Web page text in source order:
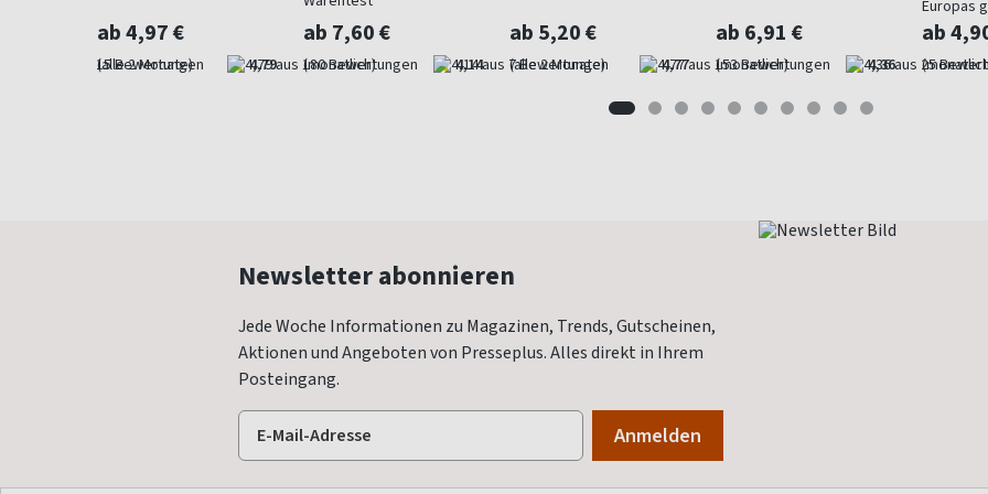
ab 4,97 €
(alle 2 Monate) 4,79
ab 7,60 €
(monatlich) 4,14
ab 5,20 €
(alle 2 Monate) 4,77
ab 6,91 €
(monatlich) 4,36
Europas
ab
Newsletter abonnieren
Jede Woche Informationen zu Magazinen, Trends, Gutscheinen,
Aktionen und Angeboten von Presseplus. Alles direkt in Ihrem
Posteingang.